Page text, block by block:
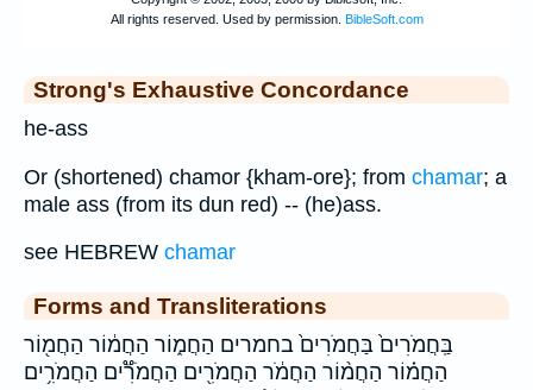
Strong's Exhaustive Concordance
he-ass
Or (shortened) chamor {kham-ore}; from chamar; a
male ass (from its dun red) -- (he)ass.
see HEBREW chamar
Forms and Transliterations
בַּֽחֲמֹרִים֙ בַּחֲמֹרִים֙ בחמרים הַחֲמ֑וֹר הַחֲמ֔וֹר הַחֲמ֖וֹר
הַחֲמ֗וֹר הַחֲמ֨וֹר הַחֲמֹ֔ר הַחֲמֹרִ֖ים הַחֲמֹרִ֟ים הַחֲמֹרִ֥ים